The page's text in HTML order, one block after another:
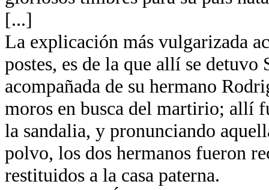
[...]
La explicación más vulgarizada
postes, es de la que allí se detuvo
acompañada de su hermano
moros en busca del martirio; allí
la sandalia, y pronunciando
polvo, los dos hermanos fueron
restituidos a la casa paterna.